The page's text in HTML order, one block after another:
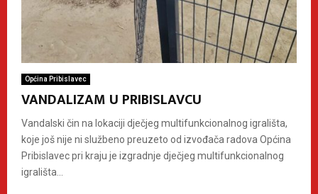
Općina Pribislavec
VANDALIZAM U PRIBISLAVCU
Vandalski čin na lokaciji dječjeg multifunkcionalnog igrališta,
koje još nije ni službeno preuzeto od izvođača radova Općina
Pribislavec pri kraju je izgradnje dječjeg multifunkcionalnog
igrališta...